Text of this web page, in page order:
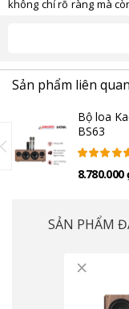
không chỉ rõ ràng mà
tính kịch tính cho các
Sản phẩm liên quan
Bộ loa
BS63
8.780.000
SẢN PHẨM
×